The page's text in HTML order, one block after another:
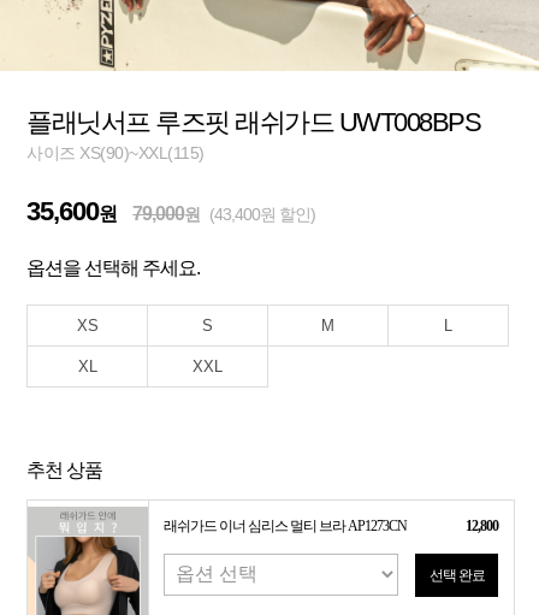
플래닛서프 루즈핏 래쉬가드 UWT008BPS
사이즈 XS(90)~XXL(115)
35,600원 79,000원 (43,400원 할인)
옵션을 선택해 주세요.
XS S M L
XL XXL
추천 상품
래쉬가드 이너 심리스 멀티 브라 AP1273CN 12,800
선택 완료